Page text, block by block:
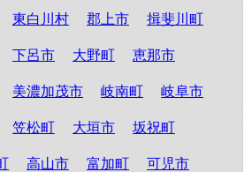
東白川村 郡上市 揖斐川町
下呂市 大野町 恵那市
美濃加茂市 岐南町 岐阜市
笠松町 大垣市 坂祝町
高山市 富加町 可児市